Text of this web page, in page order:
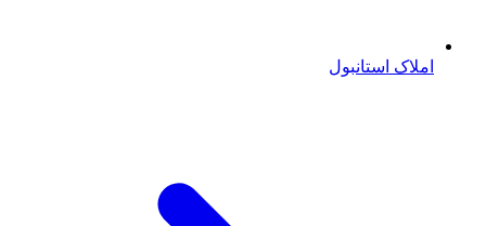
املاک استانبول